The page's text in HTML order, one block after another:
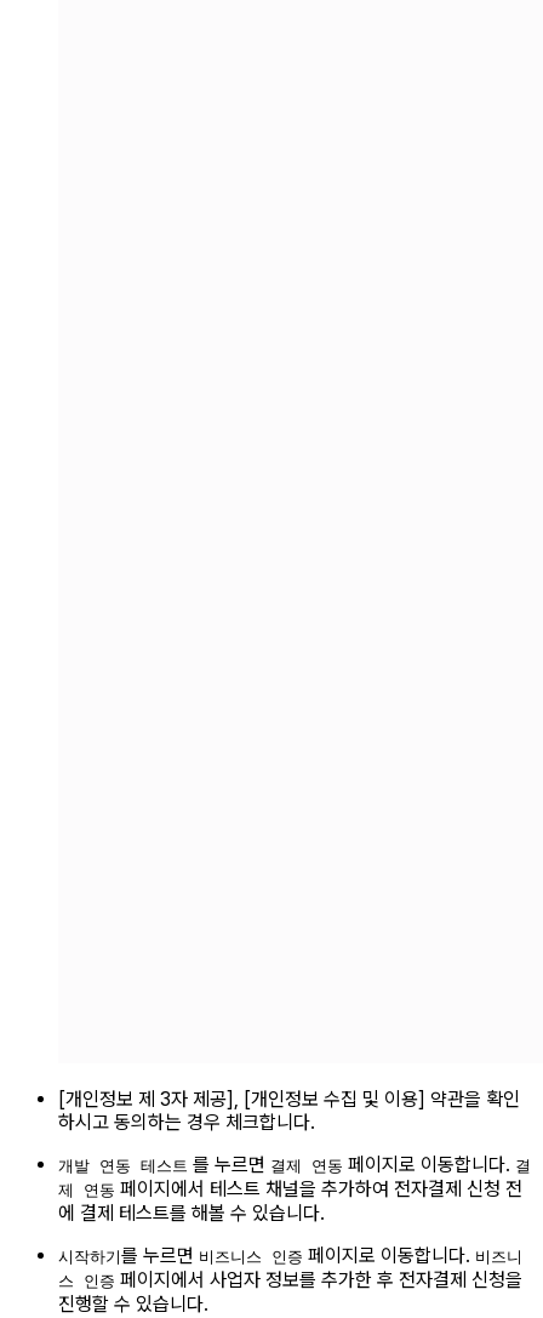
[개인정보 제 3자 제공], [개인정보 수집 및 이용] 약관을 확인
하시고 동의하는 경우 체크합니다.
개발 연동 테스트 를 누르면 결제 연동 페이지로 이동합니다. 결
제 연동 페이지에서 테스트 채널을 추가하여 전자결제 신청 전
에 결제 테스트를 해볼 수 있습니다.
시작하기를 누르면 비즈니스 인증 페이지로 이동합니다. 비즈니
스 인증 페이지에서 사업자 정보를 추가한 후 전자결제 신청을
진행할 수 있습니다.